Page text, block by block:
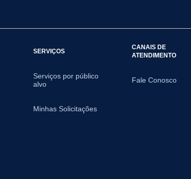
SERVIÇOS
Serviços por público
alvo
Minhas Solicitações
CANAIS DE
ATENDIMENTO
Fale Conosco